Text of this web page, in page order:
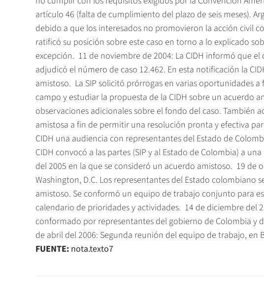
artículo 46 (falta de cumplimiento del plazo de seis meses).
debido a que los interesados no promovieron la acción civil
ratificó su posición sobre este caso en torno a lo explicado
excepción.  11 de noviembre de 2004: La CIDH informó que
adjudicó el número de caso 12.462. En esta notificación la
amistoso.  La SIP solicitó prórrogas en varias oportunidades
campo y estudiar la propuesta de la CIDH sobre un acuerdo
observaciones adicionales sobre el fondo del caso. También
amistosa a fin de permitir una resolución pronta y efectiva
CIDH una audiencia con representantes del Estado de
CIDH convocó a las partes (SIP y al Estado de Colombia) a
del 2005 en la que se consideró un acuerdo amistoso.  19 de
Washington, D.C. Los representantes del Estado colombiano
amistoso. Se conformó un equipo de trabajo conjunto para
calendario de prioridades y actividades.  14 de diciembre
conformado por representantes del gobierno de Colombia y
de abril del 2006: Segunda reunión del equipo de trabajo, en
FUENTE: nota.texto7